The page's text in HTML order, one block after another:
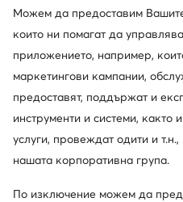
промоция и
Изтеглете
Можем да предоставим
които ни помагат да
приложението, например,
маркетингови кампании,
предоставят, поддържат и
инструменти и системи, както
услуги, провеждат одити и
нашата корпоративна група.
По изключение можем да